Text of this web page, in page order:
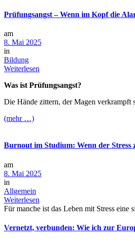
Prüfungsangst – Wenn im Kopf die
am
8. Mai 2025
in
Bildung
Weiterlesen
Was ist Prüfungsangst?
Die Hände zittern, der Magen verkrampft
(mehr …)
Burnout im Studium: Wenn der Stress
am
8. Mai 2025
in
Allgemein
Weiterlesen
Für manche ist das Leben mit Stress eine
Vernetzt, verbunden: Wie ich zur